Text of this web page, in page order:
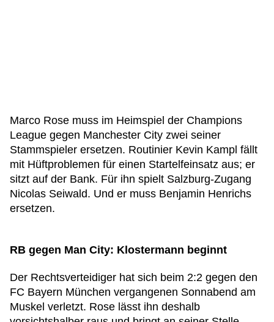
Marco Rose muss im Heimspiel der Champions
League gegen Manchester City zwei seiner
Stammspieler ersetzen. Routinier Kevin Kampl fällt
mit Hüftproblemen für einen Startelfeinsatz aus; er
sitzt auf der Bank. Für ihn spielt Salzburg-Zugang
Nicolas Seiwald. Und er muss Benjamin Henrichs
ersetzen.
RB gegen Man City: Klostermann beginnt
Der Rechtsverteidiger hat sich beim 2:2 gegen den
FC Bayern München vergangenen Sonnabend am
Muskel verletzt. Rose lässt ihn deshalb